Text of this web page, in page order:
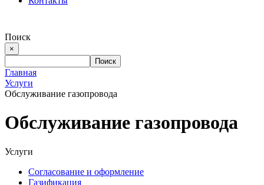
Поиск
×
Главная
Услуги
Обслуживание газопровода
Обслуживание газопровода
Услуги
Согласование и оформление
Газификация